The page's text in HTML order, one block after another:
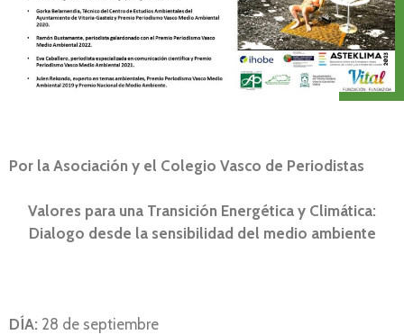
Por la Asociación y el Colegio Vasco de Periodistas
Valores para una Transición Energética y Climática:
Dialogo desde la sensibilidad del medio ambiente
DÍA: 28 de septiembre